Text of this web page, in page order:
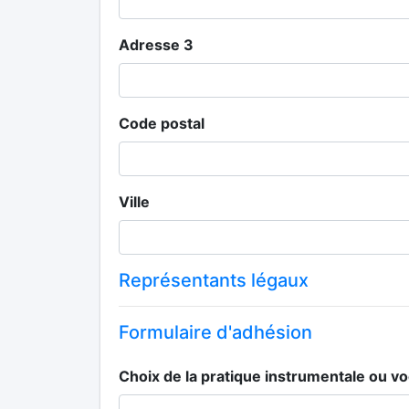
Adresse 3
Code postal
Ville
Représentants légaux
Formulaire d'adhésion
Choix de la pratique instrumentale ou